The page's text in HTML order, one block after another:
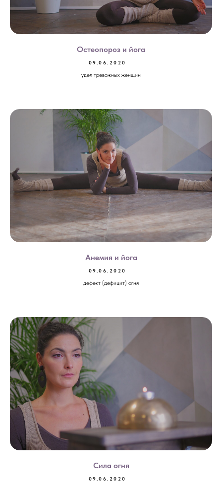
Остеопороз и йога
09.06.2020
удел тревожных женщин
Анемия и йога
09.06.2020
дефект (дефицит) огня
Сила огня
09.06.2020